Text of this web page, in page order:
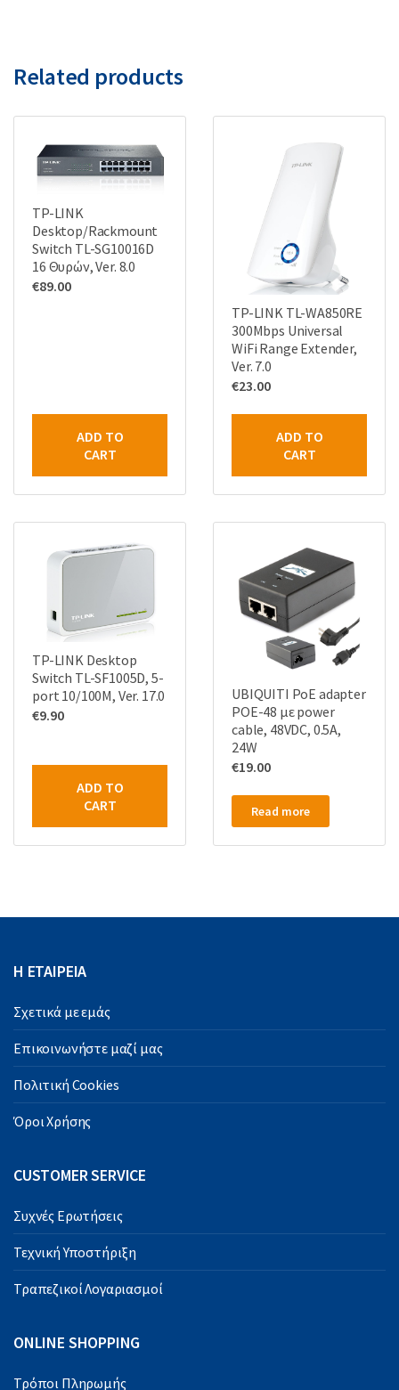
Related products
TP-LINK
Desktop/Rackmount
Switch TL-SG10016D
16 Θυρών, Ver. 8.0
€89.00
ADD TO
CART
TP-LINK TL-WA850RE
300Mbps Universal
WiFi Range Extender,
Ver. 7.0
€23.00
ADD TO
CART
TP-LINK Desktop
Switch TL-SF1005D, 5-
port 10/100M, Ver. 17.0
€9.90
ADD TO
CART
UBIQUITI PoE adapter
POE-48 με power
cable, 48VDC, 0.5A,
24W
€19.00
Read more
Η ΕΤΑΙΡΕΙΑ
Σχετικά με εμάς
Επικοινωνήστε μαζί μας
Πολιτική Cookies
Όροι Χρήσης
CUSTOMER SERVICE
Συχνές Ερωτήσεις
Τεχνική Υποστήριξη
Τραπεζικοί Λογαριασμοί
ONLINE SHOPPING
Τρόποι Πληρωμής